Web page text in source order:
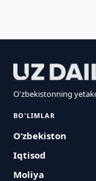
O'zbekistonning
BO'LIMLAR
O‘zbekiston
Iqtisod
Moliya